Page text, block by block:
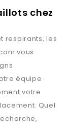
chez
respirants, les
vous
équipe
votre
Quel